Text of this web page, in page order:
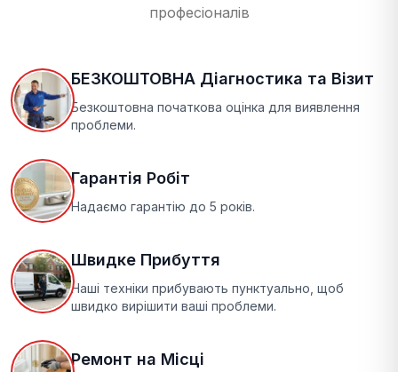
професіоналів
БЕЗКОШТОВНА Діагностика та Візит
Безкоштовна початкова оцінка для виявлення
проблеми.
Гарантія Робіт
Надаємо гарантію до 5 років.
Швидке Прибуття
Наші техніки прибувають пунктуально, щоб
швидко вирішити ваші проблеми.
Ремонт на Місці